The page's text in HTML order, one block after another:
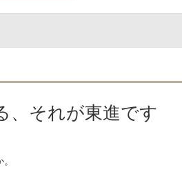
富山大学 14名
高知大学 11名
大分大学 5名
旭川医科大学 21名
福島県立医科大学 18名
、それが東進です